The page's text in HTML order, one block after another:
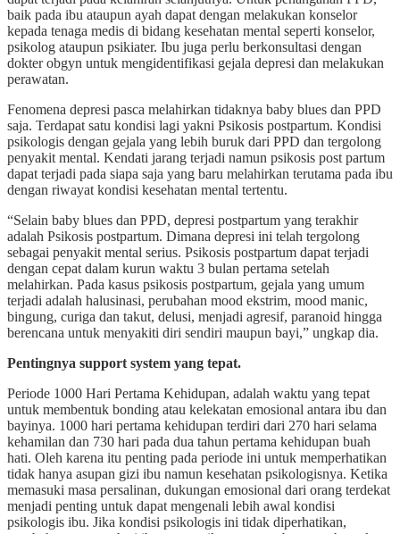
baik pada ibu ataupun ayah dapat dengan melakukan konselor
kepada tenaga medis di bidang kesehatan mental seperti konselor,
psikolog ataupun psikiater. Ibu juga perlu berkonsultasi dengan
dokter obgyn untuk mengidentifikasi gejala depresi dan melakukan
perawatan.
Fenomena depresi pasca melahirkan tidaknya baby blues dan PPD
saja. Terdapat satu kondisi lagi yakni Psikosis postpartum. Kondisi
psikologis dengan gejala yang lebih buruk dari PPD dan tergolong
penyakit mental. Kendati jarang terjadi namun psikosis post partum
dapat terjadi pada siapa saja yang baru melahirkan terutama pada ibu
dengan riwayat kondisi kesehatan mental tertentu.
“Selain baby blues dan PPD, depresi postpartum yang terakhir
adalah Psikosis postpartum. Dimana depresi ini telah tergolong
sebagai penyakit mental serius. Psikosis postpartum dapat terjadi
dengan cepat dalam kurun waktu 3 bulan pertama setelah
melahirkan. Pada kasus psikosis postpartum, gejala yang umum
terjadi adalah halusinasi, perubahan mood ekstrim, mood manic,
bingung, curiga dan takut, delusi, menjadi agresif, paranoid hingga
berencana untuk menyakiti diri sendiri maupun bayi,” ungkap dia.
Pentingnya support system yang tepat.
Periode 1000 Hari Pertama Kehidupan, adalah waktu yang tepat
untuk membentuk bonding atau kelekatan emosional antara ibu dan
bayinya. 1000 hari pertama kehidupan terdiri dari 270 hari selama
kehamilan dan 730 hari pada dua tahun pertama kehidupan buah
hati. Oleh karena itu penting pada periode ini untuk memperhatikan
tidak hanya asupan gizi ibu namun kesehatan psikologisnya. Ketika
memasuki masa persalinan, dukungan emosional dari orang terdekat
menjadi penting untuk dapat mengenali lebih awal kondisi
psikologis ibu. Jika kondisi psikologis ini tidak diperhatikan,